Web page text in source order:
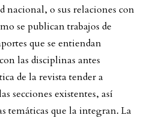
nacional, o sus relaciones con
se publican trabajos de
que se entiendan
las disciplinas antes
de la revista tender a
secciones existentes, así
temáticas que la integran. La